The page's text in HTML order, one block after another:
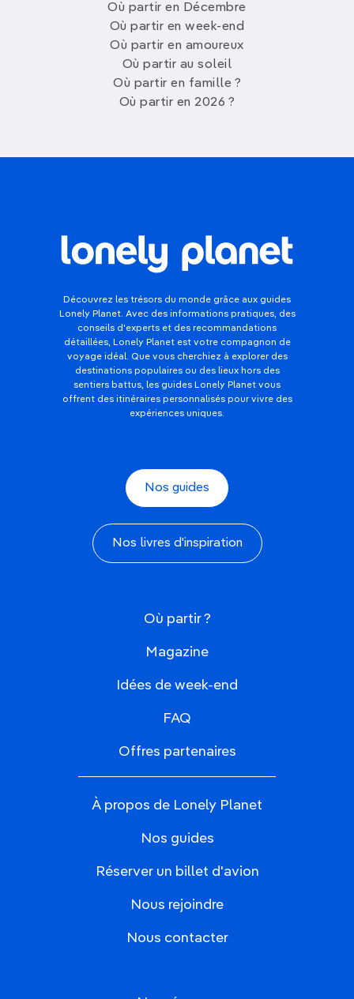
Où partir en Décembre
Où partir en week-end
Où partir en amoureux
Où partir au soleil
Où partir en famille ?
Où partir en 2026 ?
Découvrez les trésors du monde grâce aux guides
Lonely Planet. Avec des informations pratiques, des
conseils d'experts et des recommandations
détaillées, Lonely Planet est votre compagnon de
voyage idéal. Que vous cherchiez à explorer des
destinations populaires ou des lieux hors des
sentiers battus, les guides Lonely Planet vous
offrent des itinéraires personnalisés pour vivre des
expériences uniques.
Nos guides
Nos livres d'inspiration
Où partir ?
Magazine
Idées de week-end
FAQ
Offres partenaires
À propos de Lonely Planet
Nos guides
Réserver un billet d'avion
Nous rejoindre
Nous contacter